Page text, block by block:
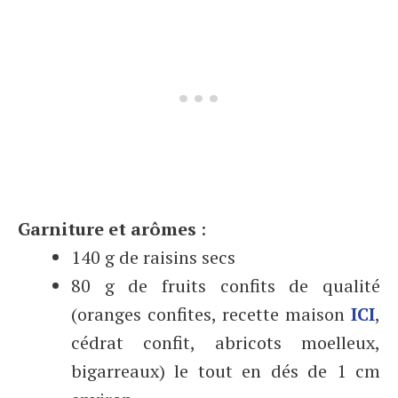
Garniture et arômes :
140 g de raisins secs
80 g de fruits confits de qualité
(oranges confites, recette maison ICI,
cédrat confit, abricots moelleux,
bigarreaux) le tout en dés de 1 cm